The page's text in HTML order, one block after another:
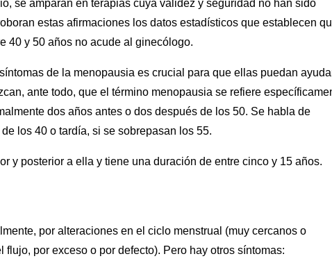
se amparan en terapias cuya validez y seguridad no han sido
estas afirmaciones los datos estadísticos que establecen
40 y 50 años no acude al ginecólogo.
de la menopausia es crucial para que ellas puedan
ante todo, que el término menopausia se refiere
dos años antes o dos después de los 50. Se habla de
los 40 o tardía, si se sobrepasan los 55.
y posterior a ella y tiene una duración de entre cinco y 15 años.
por alteraciones en el ciclo menstrual (muy cercanos o
por exceso o por defecto). Pero hay otros síntomas: